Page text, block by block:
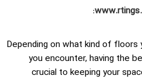
:
“Depending on what kind of
you encounter, having the
crucial to keeping your